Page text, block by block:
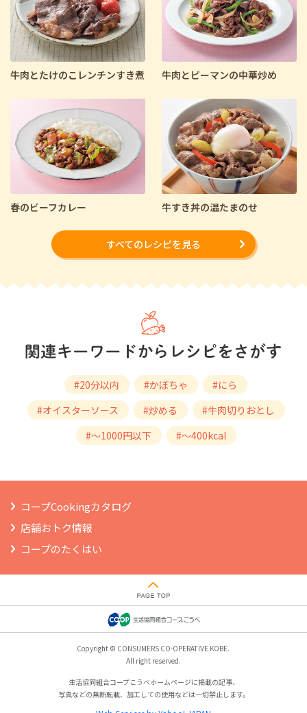
牛肉とたけのこレンチンすき煮 牛肉とピーマンの中華炒め
春のビーフカレー 牛すき丼の温たまのせ
すべてのレシピを見る
#20分以内 #かぼちゃ
#にら
#オイスターソース
#炒める
#牛肉切りおとし
#～1000円以下
#～400kcal
コープCookingカタログ
店舗おトク情報
コープのたくはい
Copyright © CONSUMERS CO-OPERATIVE KOBE.
All right reserved.
生活協同組合コープこうべホームページに掲載の記事、
写真などの無断転載、加工しての使用などは一切禁止します。